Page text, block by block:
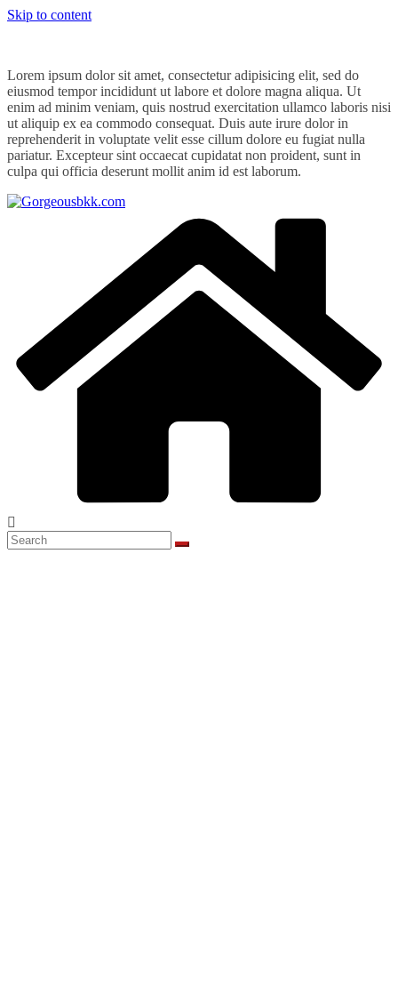
Skip to content
Lorem ipsum dolor sit amet, consectetur adipisicing elit, sed do
eiusmod tempor incididunt ut labore et dolore magna aliqua. Ut
enim ad minim veniam, quis nostrud exercitation ullamco laboris nisi
ut aliquip ex ea commodo consequat. Duis aute irure dolor in
reprehenderit in voluptate velit esse cillum dolore eu fugiat nulla
pariatur. Excepteur sint occaecat cupidatat non proident, sunt in
culpa qui officia deserunt mollit anim id est laborum.